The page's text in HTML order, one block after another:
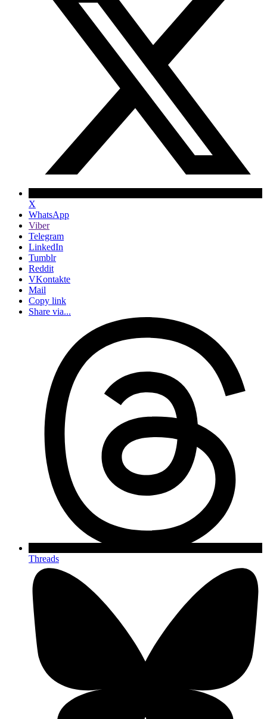
X
WhatsApp
Viber
Telegram
LinkedIn
Tumblr
Reddit
VKontakte
Mail
Copy link
Share via...
Threads